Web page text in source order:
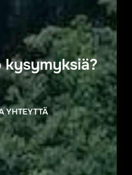
kysymyksiä?
YHTEYTTÄ